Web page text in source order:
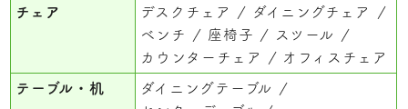
チェア デスクチェア
ダイニングチェア
ベンチ
座椅子
スツール
カウンターチェア
オフィスチェア
テーブル・机
ダイニングテーブル